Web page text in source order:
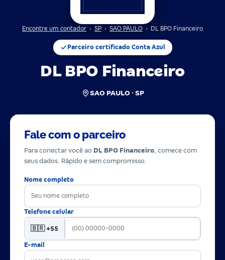
Encontre um contador › SP › SAO PAULO › DL BPO Financeiro
Parceiro certificado Conta Azul
DL BPO Financeiro
SAO PAULO · SP
Fale com o parceiro
Para conectar você ao DL BPO Financeiro, comece com
seus dados. Rápido e sem compromisso.
Nome completo
Telefone celular
🇧🇷 +55
E-mail